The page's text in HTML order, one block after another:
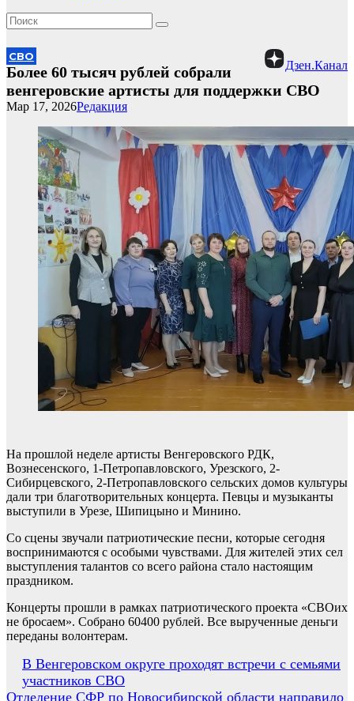
СВО
Дзен.Канал
Более 60 тысяч рублей собрали
венгеровские артисты для поддержки СВО
Редакция
Мар 17, 2026
На прошлой неделе артисты Венгеровского РДК,
Вознесенского, 1-Петропавловского, Урезского, 2-
Сибирцевского, 2-Петропавловского сельских домов культуры
дали три благотворительных концерта. Певцы и музыканты
выступили в Урезе, Шипицыно и Минино.
Со сцены звучали патриотические песни, которые сегодня
воспринимаются с особыми чувствами. Для жителей этих сел
выступления талантов со всего района стало настоящим
праздником.
Концерты прошли в рамках патриотического проекта «СВОих
не бросаем». Собрано 60400 рублей. Все вырученные деньги
переданы волонтерам.
Навигация
по
В Венгеровском округе проходят встречи с семьями
участников СВО
Отделение СФР по Новосибирской области направило